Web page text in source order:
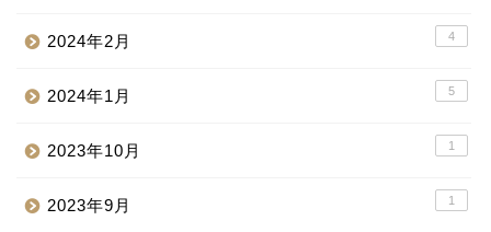
2024年2月 4
2024年1月 5
2023年10月 1
2023年9月 1